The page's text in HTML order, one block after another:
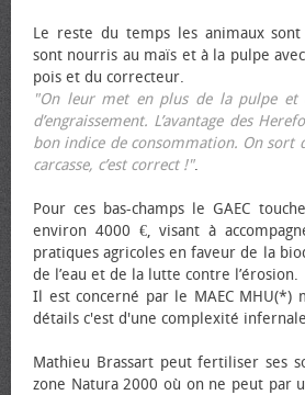
Le reste du temps les animaux
sont nourris au maïs et à la pulpe
pois et du correcteur.
"On leur met en plus de la pulpe et
d’engraissement. L’avantage des
bon indice de consommation. On sort
carcasse, c’est correct !".
Pour ces bas-champs le GAEC
environ 4000 €, visant à
pratiques agricoles en faveur de la
de l’eau et de la lutte contre l’érosion.
Il est concerné par le MAEC MHU(*)
détails c'est d'une complexité
Mathieu Brassart peut fertiliser ses
zone Natura 2000 où on ne peut par